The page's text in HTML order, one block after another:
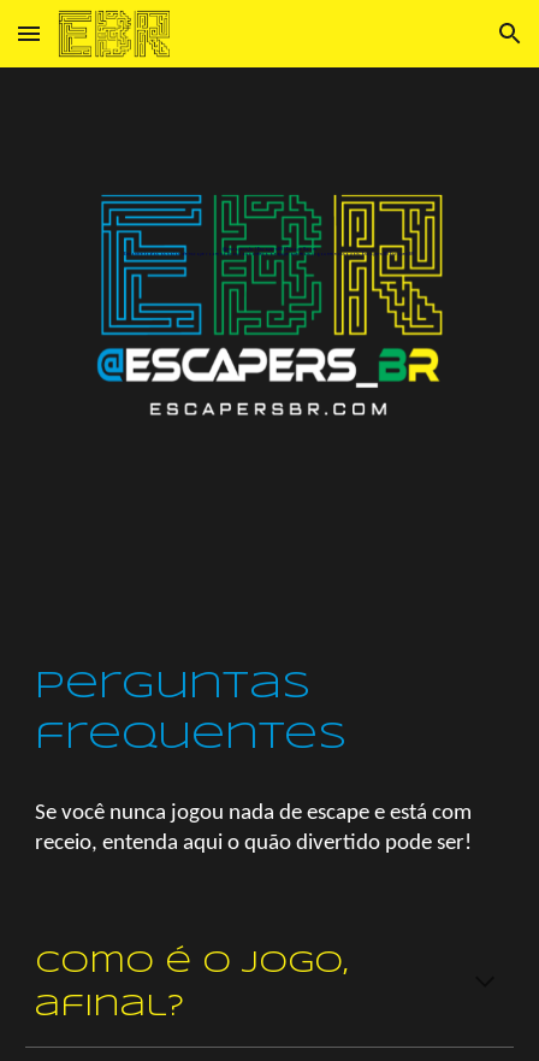
Skip to main content Skip to navigation
@escapers_br | EscapersBR | Escape Room
Encontre todas as salas de escape room no Brasil ou conheça a equipe que mais jogou em nosso país. Escapers BR Escapes BR
Perguntas
frequentes
Se você nunca jogou nada de escape e está com
receio, entenda aqui o quão divertido pode ser!
Como é o jogo,
afinal?